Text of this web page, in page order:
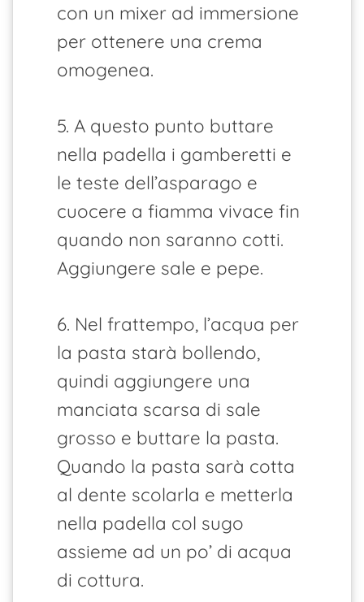
con un mixer ad immersione
per ottenere una crema
omogenea.
5. A questo punto buttare
nella padella i gamberetti e
le teste dell’asparago e
cuocere a fiamma vivace fin
quando non saranno cotti.
Aggiungere sale e pepe.
6. Nel frattempo, l’acqua per
la pasta starà bollendo,
quindi aggiungere una
manciata scarsa di sale
grosso e buttare la pasta.
Quando la pasta sarà cotta
al dente scolarla e metterla
nella padella col sugo
assieme ad un po’ di acqua
di cottura.